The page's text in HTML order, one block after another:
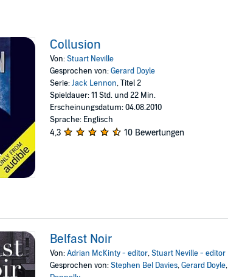
Collusion
Von:Stuart Neville
Gesprochen von:Gerard Doyle
Serie:Jack Lennon, Titel 2
Spieldauer: 11 Std. und 22 Min.
Erscheinungsdatum: 04.08.2010
Sprache: Englisch
4,3 10 Bewertungen
Belfast Noir
Von:Adrian McKinty - editor,Stuart Neville - editor
Gesprochen von:Stephen Bel Davies,Gerard Doyle,